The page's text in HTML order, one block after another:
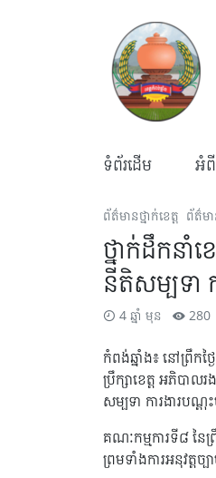
ទំព័រដើម អំពី
ព័ត៌មានថ្នាក់ខេត្ត ព័ត៌មា
ថ្នាក់ដឹកន
នីតិសម្បទា ក
4 ឆ្នាំ មុន 280
កំពង់ឆ្នាំង៖ នៅព្រឹក
ប្រឹក្សាខេត្ត អភិបា
សម្បទា ការងារបណ្
គណៈកម្មការទី៨ នៃ
ព្រមទាំងការអនុវត្ត